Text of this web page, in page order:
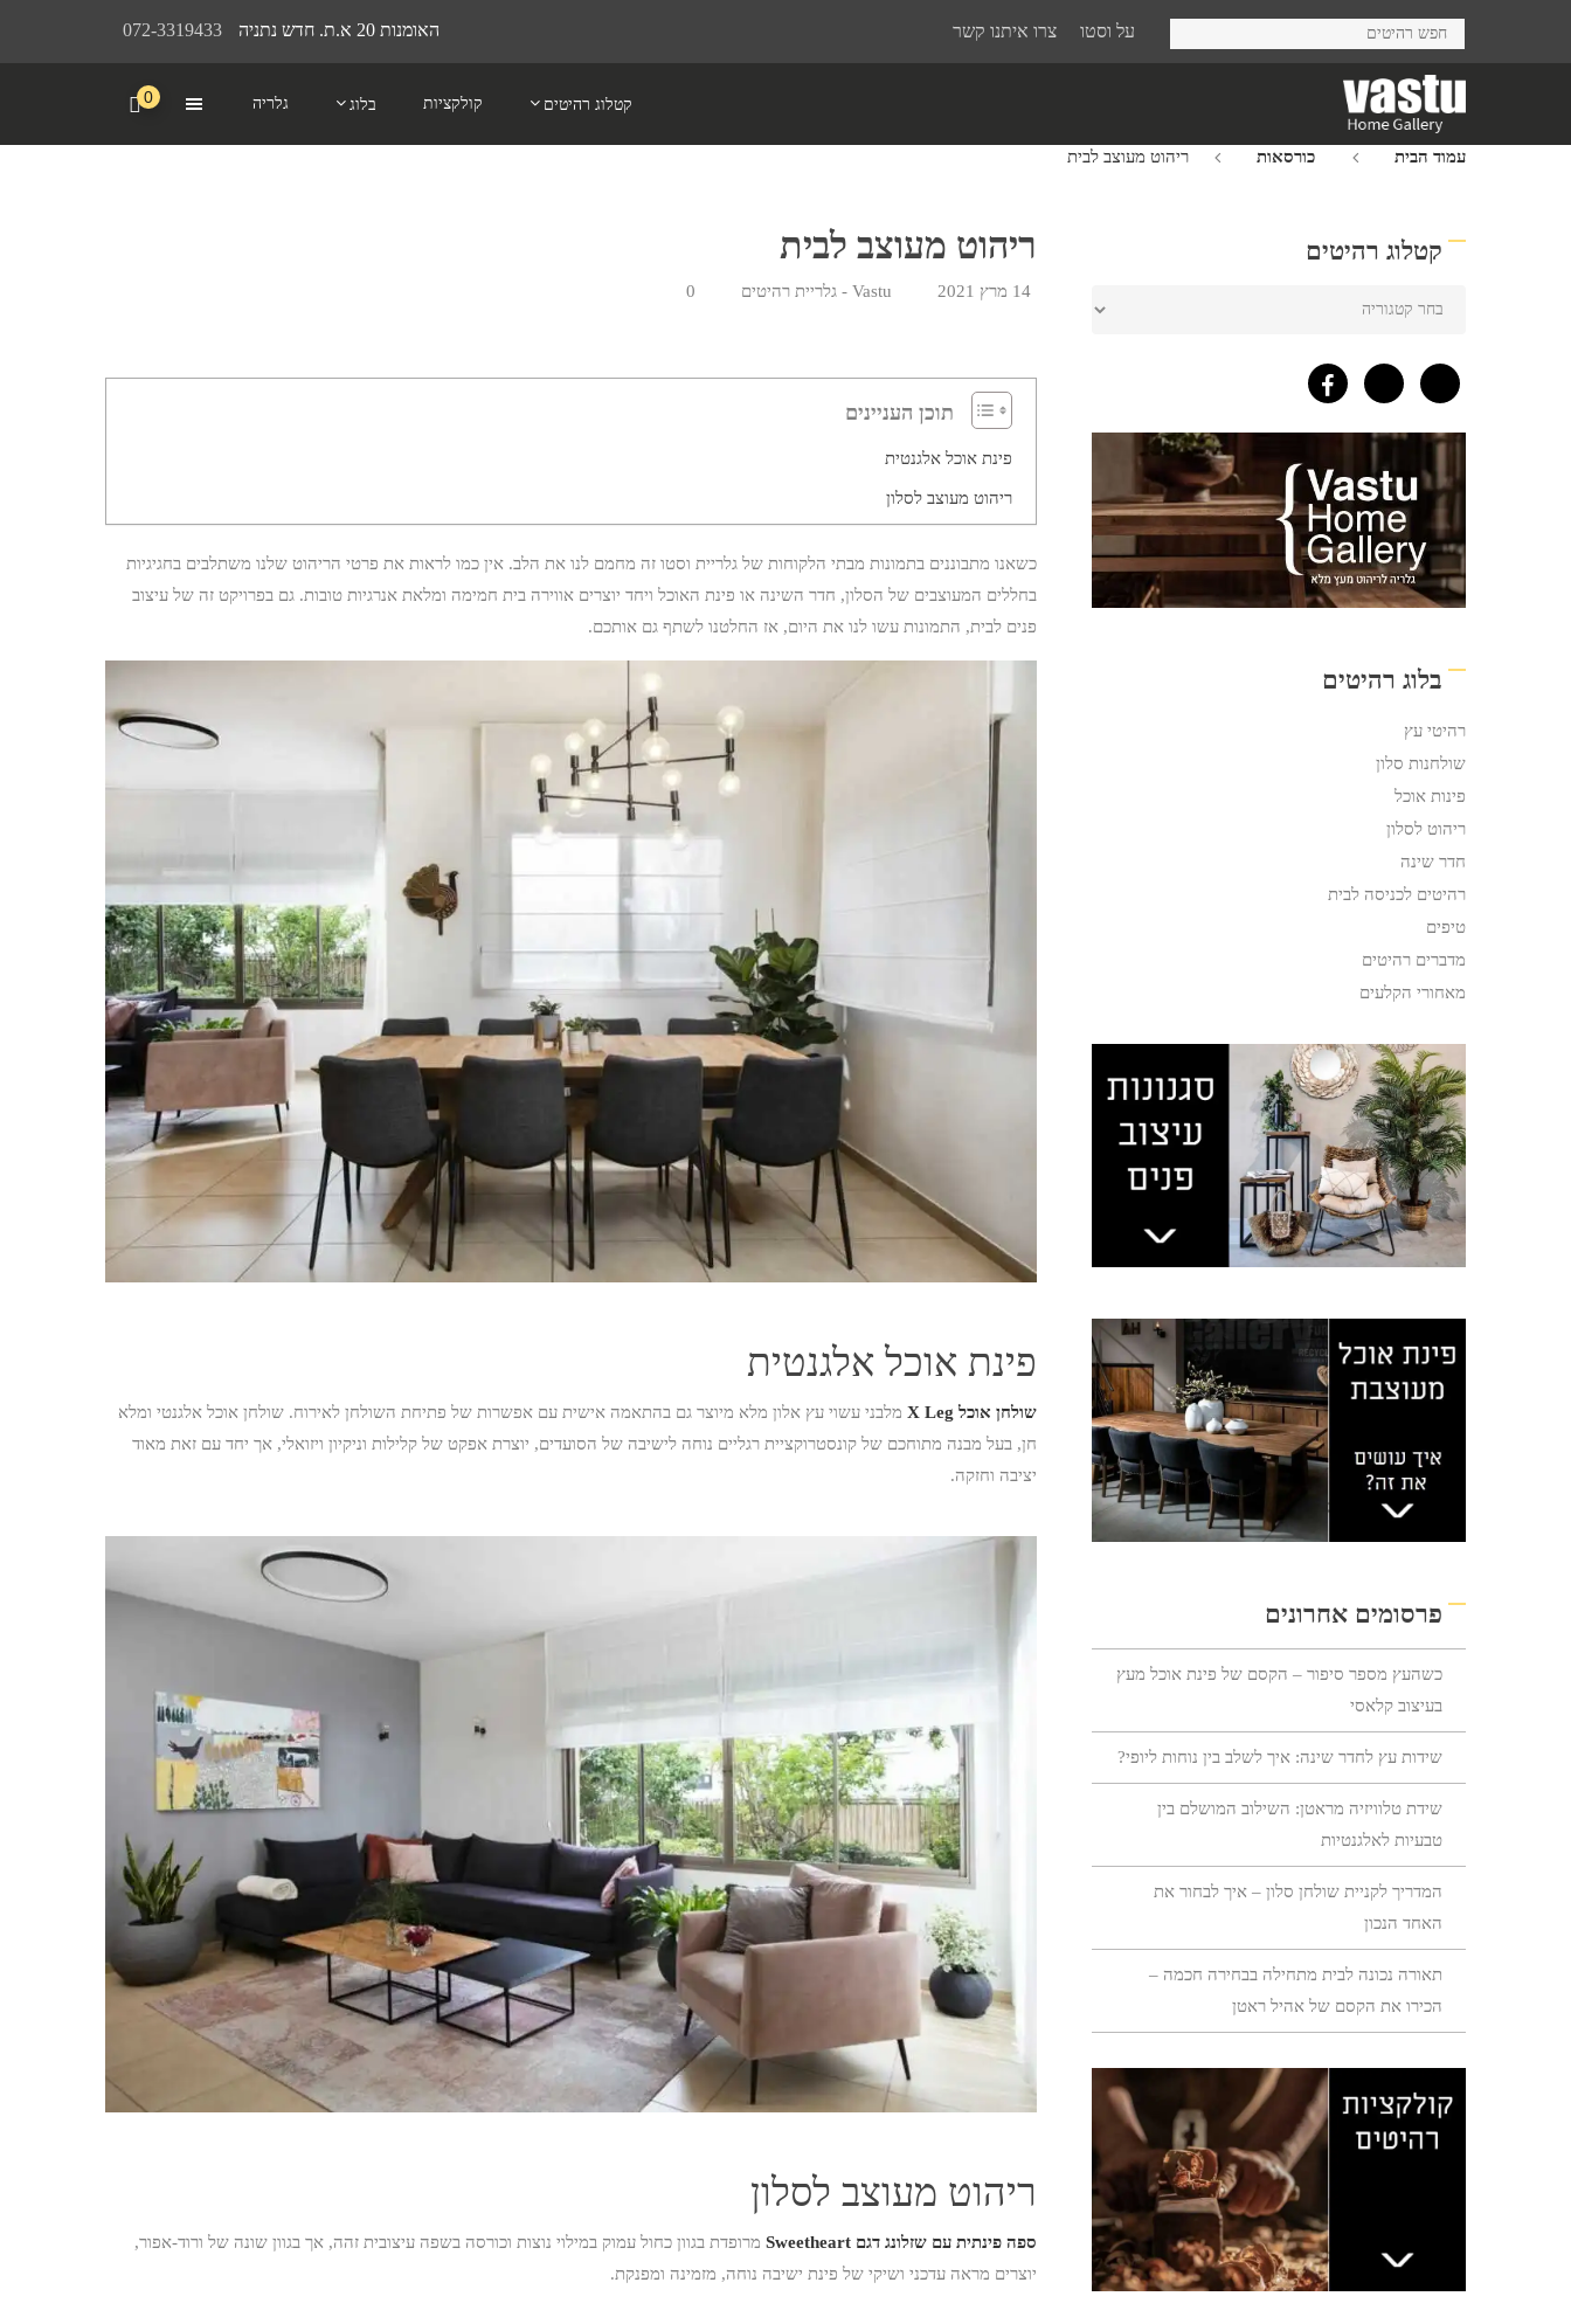
072-3319433 האומנות 20 א.ת. חדש נתניה על וסטו צרו איתנו קשר
קטלוג רהיטים קולקציות בלוג גלריה 0
עמוד הבית כורסאות ריהוט מעוצב לבית
ריהוט מעוצב לבית
14 מרץ 2021 Vastu - גלריית רהיטים
תוכן העניינים
פינת אוכל אלגנטית
ריהוט מעוצב לסלון
כשאנו מתבוננים בתמונות מבתי הלקוחות של גלריית וסטו זה מחמם לנו את הלב. אין כמו לראות את פרטי הריהוט שלנו משתלבים בחגיגיות
בחללים המעוצבים של הסלון, חדר השינה או פינת האוכל ויחד יוצרים אווירה בית חמימה ומלאת אנרגיות טובות. גם בפרויקט זה של עיצוב
פנים לבית, התמונות עשו לנו את היום, אז החלטנו לשתף גם אותכם.
פינת אוכל אלגנטית
שולחן אוכל X Leg
מלבני עשוי עץ אלון מלא מיוצר גם בהתאמה אישית עם אפשרות של פתיחת השולחן לאירוח. שולחן אוכל אלגנטי ומלא
חן, בעל מבנה מתוחכם של קונסטרוקציית רגליים נוחה לישיבה של הסועדים, יוצרת אפקט של קלילות וניקיון ויזואלי, אך יחד עם זאת מאוד
יציבה וחזקה.
ריהוט מעוצב לסלון
ספה פינתית עם שזלונג דגם Sweetheart
מרופדת בגוון כחול עמוק במילוי נוצות וכורסה בשפה עיצובית זהה, אך בגוון שונה של ורוד-אפור,
יוצרים מראה עדכני ושיקי של פינת ישיבה נוחה, מזמינה ומפנקת.
קטלוג רהיטים
בלוג רהיטים
רהיטי עץ
שולחנות סלון
פינות אוכל
ריהוט לסלון
חדר שינה
רהיטים לכניסה לבית
טיפים
מדברים רהיטים
מאחורי הקלעים
פרסומים אחרונים
כשהעץ מספר סיפור – הקסם של פינת אוכל מעץ
בעיצוב קלאסי
שידות עץ לחדר שינה: איך לשלב בין נוחות ליופי?
שידת טלוויזיה מראטן: השילוב המושלם בין
טבעיות לאלגנטיות
המדריך לקניית שולחן סלון – איך לבחור את
האחד הנכון
תאורה נכונה לבית מתחילה בבחירה חכמה –
הכירו את הקסם של אהיל ראטן